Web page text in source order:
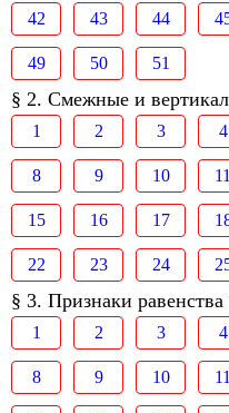
42 43 44
49 50 51
§ 2. Смежные и
1 2 3 4
8 9 10 11
15 16 17
22 23 24
§ 3. Признаки равенства
1 2 3 4
8 9 10 11